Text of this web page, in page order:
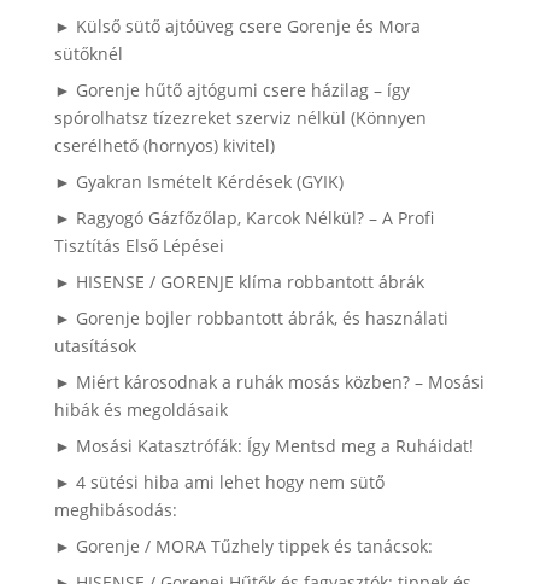
► Külső sütő ajtóüveg csere Gorenje és Mora
sütőknél
► Gorenje hűtő ajtógumi csere házilag – így
spórolhatsz tízezreket szerviz nélkül (Könnyen
cserélhető (hornyos) kivitel)
► Gyakran Ismételt Kérdések (GYIK)
► Ragyogó Gázfőzőlap, Karcok Nélkül? – A Profi
Tisztítás Első Lépései
► HISENSE / GORENJE klíma robbantott ábrák
► Gorenje bojler robbantott ábrák, és használati
utasítások
► Miért károsodnak a ruhák mosás közben? – Mosási
hibák és megoldásaik
► Mosási Katasztrófák: Így Mentsd meg a Ruháidat!
► 4 sütési hiba ami lehet hogy nem sütő
meghibásodás:
► Gorenje / MORA Tűzhely tippek és tanácsok: